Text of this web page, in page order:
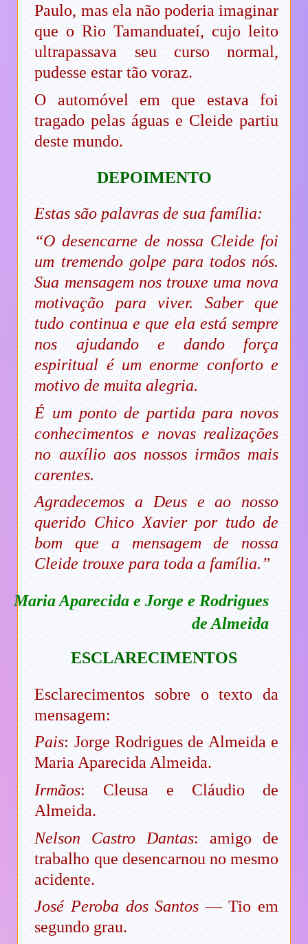
Paulo, mas ela não poderia imaginar
que o Rio Tamanduateí, cujo leito
ultrapassava seu curso normal,
pudesse estar tão voraz.
O automóvel em que estava foi
tragado pelas águas e Cleide partiu
deste mundo.
DEPOIMENTO
Estas são palavras de sua família:
“O desencarne de nossa Cleide foi
um tremendo golpe para todos nós.
Sua mensagem nos trouxe uma nova
motivação para viver. Saber que
tudo continua e que ela está sempre
nos ajudando e dando força
espiritual é um enorme conforto e
motivo de muita alegria.
É um ponto de partida para novos
conhecimentos e novas realizações
no auxílio aos nossos irmãos mais
carentes.
Agradecemos a Deus e ao nosso
querido Chico Xavier por tudo de
bom que a mensagem de nossa
Cleide trouxe para toda a família.”
Maria Aparecida e Jorge e Rodrigues
de Almeida
ESCLARECIMENTOS
Esclarecimentos sobre o texto da
mensagem:
Pais: Jorge Rodrigues de Almeida e
Maria Aparecida Almeida.
Irmãos: Cleusa e Cláudio de
Almeida.
Nelson Castro Dantas: amigo de
trabalho que desencarnou no mesmo
acidente.
José Peroba dos Santos — Tio em
segundo grau.